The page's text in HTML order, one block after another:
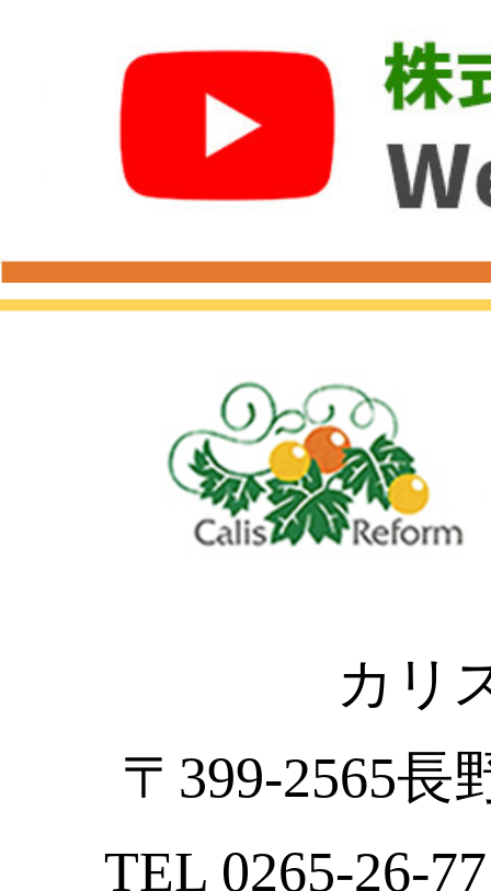
カリ
〒399-2565長
TEL 0265-26-